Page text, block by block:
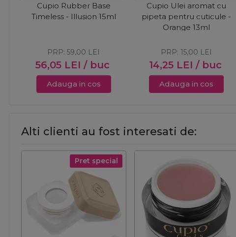
Cupio Rubber Base
Timeless - Illusion 15ml
56,05 LEI / buc
PRP:59,00 LEI
Adauga in cos
Cupio Ulei aromat cu
pipeta pentru cuticule -
Orange 13ml
14,25 LEI / buc
PRP:15,00 LEI
Adauga in cos
Alti clienti au fost interesati de:
Pret special